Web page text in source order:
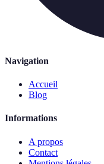
Navigation
Accueil
Blog
Informations
A propos
Contact